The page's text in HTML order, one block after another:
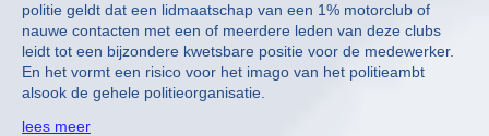
politie geldt dat een lidmaatschap van een 1% motorclub of
nauwe contacten met een of meerdere leden van deze clubs
leidt tot een bijzondere kwetsbare positie voor de medewerker.
En het vormt een risico voor het imago van het politieambt
alsook de gehele politieorganisatie.
lees meer